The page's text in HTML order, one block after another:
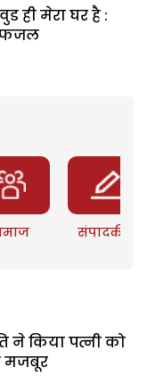
ही मेरा घर है :
फजल
संपादकीय
ने किया पत्नी को
मजबूर